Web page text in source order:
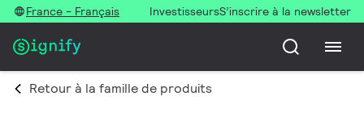
France - Français InvestisseursS’inscrire à la newsletter
Retour à la famille de produits